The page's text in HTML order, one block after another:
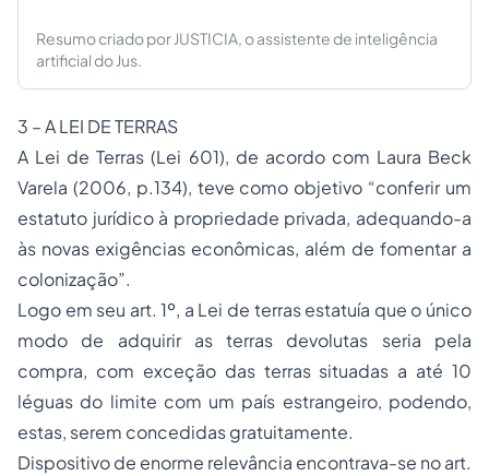
Resumo criado por JUSTICIA, o assistente de inteligência
artificial do Jus.
3 – A LEI DE TERRAS
A Lei de Terras (Lei 601), de acordo com Laura Beck
Varela (2006, p.134), teve como objetivo “conferir um
estatuto jurídico à propriedade privada, adequando-a
às novas exigências econômicas, além de fomentar a
colonização”.
Logo em seu art. 1º, a Lei de terras estatuía que o único
modo de adquirir as terras devolutas seria pela
compra, com exceção das terras situadas a até 10
léguas do limite com um país estrangeiro, podendo,
estas, serem concedidas gratuitamente.
Dispositivo de enorme relevância encontrava-se no art.